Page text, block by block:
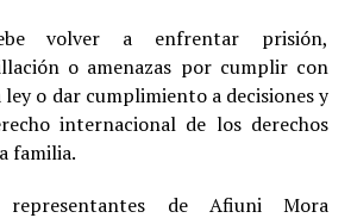
volver a enfrentar prisión,
o amenazas por cumplir con
ley o dar cumplimiento a decisiones y
internacional de los derechos
familia.
representantes de Afiuni Mora